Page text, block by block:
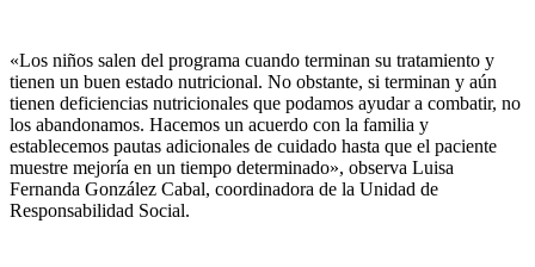
«Los niños salen del programa cuando terminan su tratamiento y
tienen un buen estado nutricional. No obstante, si terminan y aún
tienen deficiencias nutricionales que podamos ayudar a combatir, no
los abandonamos. Hacemos un acuerdo con la familia y
establecemos pautas adicionales de cuidado hasta que el paciente
muestre mejoría en un tiempo determinado», observa Luisa
Fernanda González Cabal, coordinadora de la Unidad de
Responsabilidad Social.